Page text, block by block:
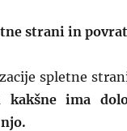
strani in
spletne
ima